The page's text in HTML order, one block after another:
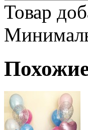
Товар